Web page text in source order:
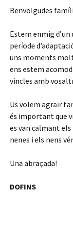
Benvolgudes
Estem enmig
període
uns moments
ens estem
vincles amb
Us volem agraïr
és important que
es van calmant
nenes i els nens
Una abraçada!
DOFINS